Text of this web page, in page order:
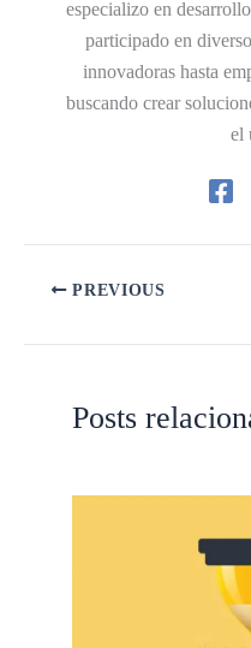
especializo en
participado en
innovadoras hasta
buscando crear
el
PREVIOUS
Posts